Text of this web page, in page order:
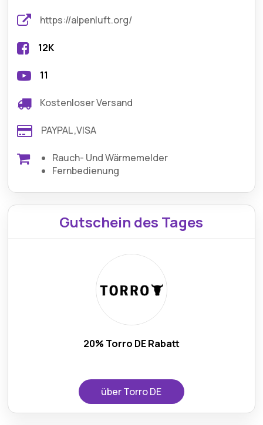
https://alpenluft.org/
12K
11
Kostenloser Versand
PAYPAL ,VISA
Rauch- Und Wärmemelder
Fernbedienung
Gutschein des Tages
20% Torro DE Rabatt
über Torro DE